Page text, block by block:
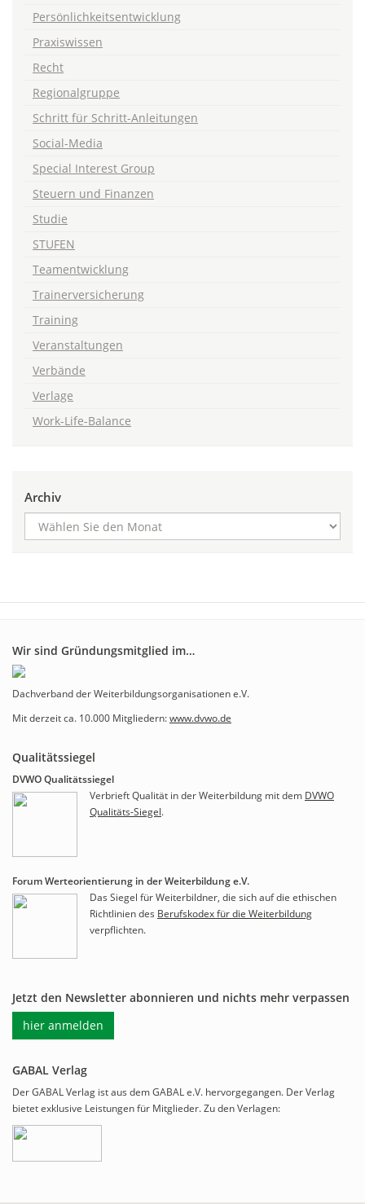
Persönlichkeitsentwicklung
Praxiswissen
Recht
Regionalgruppe
Schritt für Schritt-Anleitungen
Social-Media
Special Interest Group
Steuern und Finanzen
Studie
STUFEN
Teamentwicklung
Trainerversicherung
Training
Veranstaltungen
Verbände
Verlage
Work-Life-Balance
Archiv
Wir sind Gründungsmitglied im…
Dachverband der Weiterbildungsorganisationen e.V.
Mit derzeit ca. 10.000 Mitgliedern:www.dvwo.de
Qualitätssiegel
DVWO Qualitätssiegel
Verbrieft Qualität in der Weiterbildung mit dem DVWO
Qualitäts-Siegel.
Forum Werteorientierung in der Weiterbildung e.V.
Das Siegel für Weiterbildner, die sich auf die ethischen
Richtlinien des Berufskodex für die Weiterbildung
verpflichten.
Jetzt den Newsletter abonnieren und nichts mehr verpassen
hier anmelden
GABAL Verlag
Der GABAL Verlag ist aus dem GABAL e.V. hervorgegangen. Der Verlag
bietet exklusive Leistungen für Mitglieder. Zu den Verlagen: